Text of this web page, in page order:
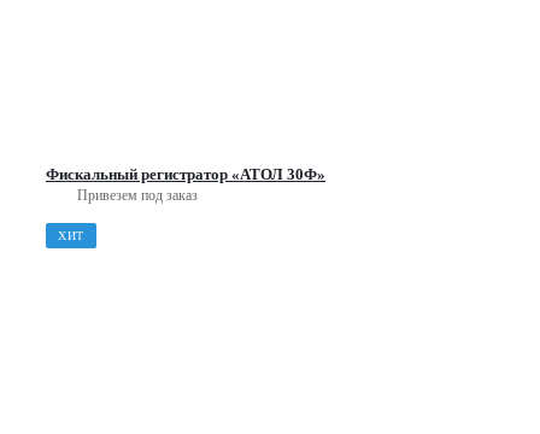
Фискальный регистратор «АТОЛ 30Ф»
Привезем под заказ
ХИТ